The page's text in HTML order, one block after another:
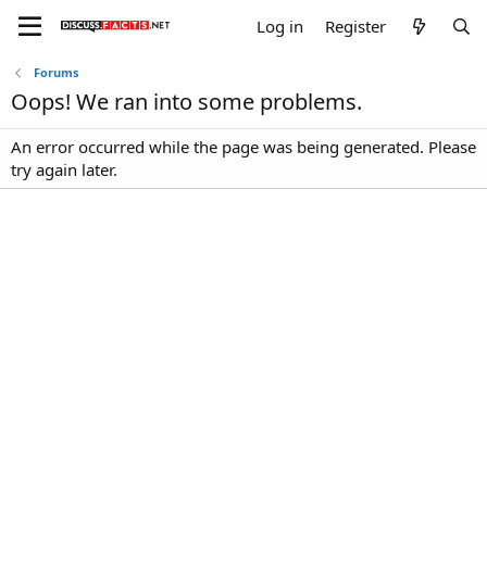
Log in Register
Forums
Oops! We ran into some problems.
An error occurred while the page was being generated. Please
try again later.